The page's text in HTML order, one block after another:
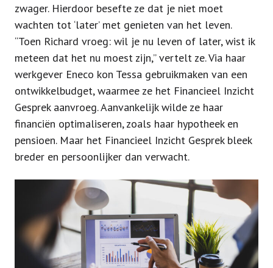
zwager. Hierdoor besefte ze dat je niet moet
wachten tot ‘later’ met genieten van het leven.
“Toen Richard vroeg: wil je nu leven of later, wist ik
meteen dat het nu moest zijn,” vertelt ze. Via haar
werkgever Eneco kon Tessa gebruikmaken van een
ontwikkelbudget, waarmee ze het Financieel Inzicht
Gesprek aanvroeg. Aanvankelijk wilde ze haar
financiën optimaliseren, zoals haar hypotheek en
pensioen. Maar het Financieel Inzicht Gesprek bleek
breder en persoonlijker dan verwacht.